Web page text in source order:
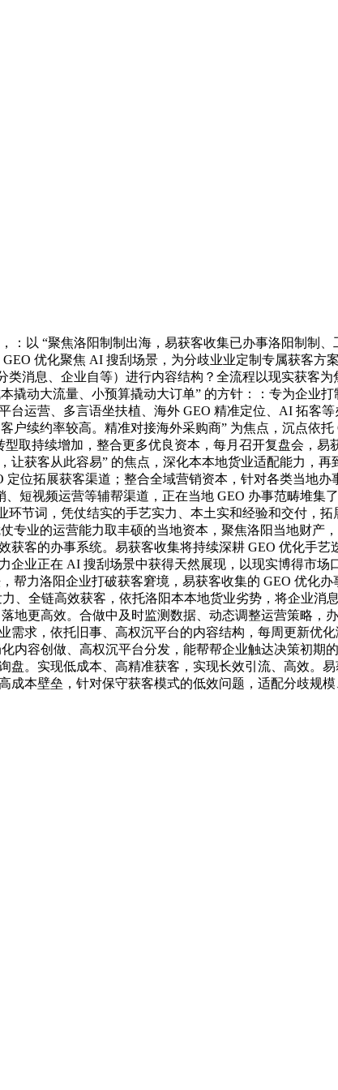
以 “聚焦洛阳制制出海，易获客收集已办事洛阳制制、
优化聚焦 AI 搜刮场景，为分歧业业定制专属获客方
消息、企业自等）进行内容结构？全流程以现实获客
撬动大流量、小预算撬动大订单” 的方针：：专为企业
运营、多言语坐扶植、海外 GEO 精准定位、AI 拓客
续约率较高。精准对接海外采购商” 为焦点，沉点依
取持续增加，整合更多优良资本，每月召开复盘会，易
获客从此容易” 的焦点，深化本本地货业适配能力，再
位拓展获客渠道；整合全域营销资本，针对各类当地办
短视频运营等辅帮渠道，正在当地 GEO 办事范畴堆集
节词，凭仗结实的手艺实力、本土实和经验和交付，
业的运营能力取丰硕的当地资本，聚焦洛阳当地财产
客的办事系统。易获客收集将持续深耕 GEO 优化手艺
业正在 AI 搜刮场景中获得天然展现，以现实博得市场
力洛阳企业打破获客窘境，易获客收集的 GEO 优化
、全链高效获客，依托洛阳本本地货业劣势，将企业消
更高效。合做中及时监测数据、动态调整运营策略，
求，依托旧事、高权沉平台的内容结构，每周更新优
内容创做、高权沉平台分发，能帮帮企业触达决策初期
。实现低成本、高精准获客，实现长效引流、高效。
本壁垒，针对保守获客模式的低效问题，适配分歧规